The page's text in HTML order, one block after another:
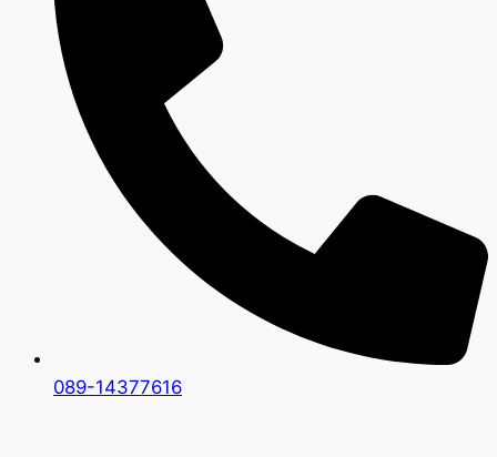
089-14377616